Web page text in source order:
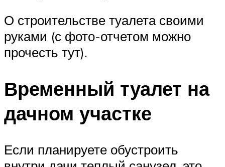
О строительстве туалета своими
руками (с фото-отчетом можно
прочесть тут).
Временный туалет на
дачном участке
Если планируете обустроить